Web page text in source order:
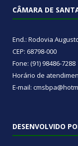
CÂMARA DE
End.: Rodovia
CEP: 68798-000
Fone: (91) 98486-7288
Horário de
E-mail:
DESENVOLVIDO